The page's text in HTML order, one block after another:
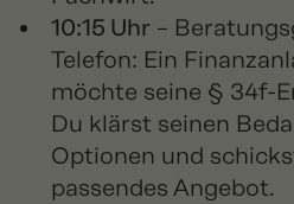
10:15 Uhr –
Telefon: Ein
möchte seine § 34f-
Du klärst seinen
Optionen und
passendes Angebot.